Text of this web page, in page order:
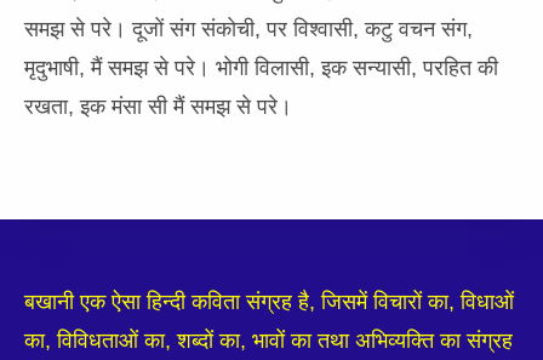
समझ से परे। दूजों संग संकोची, पर विश्वासी, कटु वचन संग,
मृदुभाषी, मैं समझ से परे। भोगी विलासी, इक सन्यासी, परहित की
रखता, इक मंसा सी मैं समझ से परे।
बखानी एक ऐसा हिन्दी कविता संग्रह है, जिसमें विचारों का, विधाओं
का, विविधताओं का, शब्दों का, भावों का तथा अभिव्यक्ति का संग्रह